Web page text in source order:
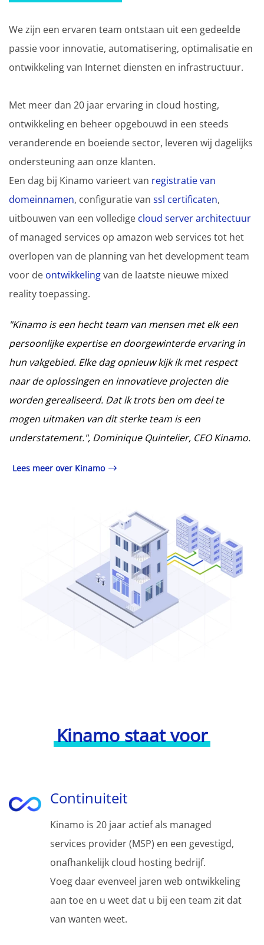
We zijn een ervaren team ontstaan uit een gedeelde
passie voor innovatie, automatisering, optimalisatie en
ontwikkeling van Internet diensten en infrastructuur.
Met meer dan 20 jaar ervaring in cloud hosting,
ontwikkeling en beheer opgebouwd in een steeds
veranderende en boeiende sector, leveren wij dagelijks
ondersteuning aan onze klanten.
Een dag bij Kinamo varieert van registratie van
domeinnamen, configuratie van ssl certificaten,
uitbouwen van een volledige cloud server architectuur
of managed services op amazon web services tot het
overlopen van de planning van het development team
voor de ontwikkelingvan de laatste nieuwe mixed
reality toepassing.
"Kinamo is een hecht team van mensen met elk een
persoonlijkeexpertise en doorgewinterde ervaring in
hun vakgebied. Elke dag opnieuw kijk ik met respect
naar de oplossingen en innovatieve projecten die
worden gerealiseerd. Dat ik trots ben om deel te
mogen uitmaken van dit sterke team is een
understatement.", Dominique Quintelier, CEO Kinamo.
Lees meer over Kinamo
Kinamo staat voor
Continuiteit
Kinamo is 20 jaar actief als managed
services provider (MSP) en een gevestigd,
onafhankelijk cloud hosting bedrijf.
Voeg daar evenveel jaren web ontwikkeling
aan toe en u weet dat u bij een team zit dat
van wanten weet.